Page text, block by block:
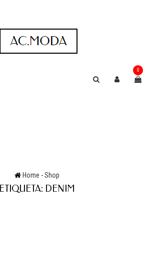
0
Home -Shop
ETIQUETA: DENIM